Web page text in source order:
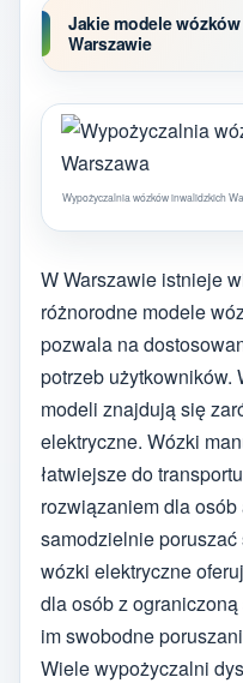
Jakie modele
Warszawie
Wypożyczalnia wózków inwalidzkich
W Warszawie istnieje
różnorodne modele
pozwala na
potrzeb użytkowników.
modeli znajdują się
elektryczne. Wózki
łatwiejsze do
rozwiązaniem dla
samodzielnie
wózki elektryczne
dla osób z
im swobodne
Wiele wypożyczalni